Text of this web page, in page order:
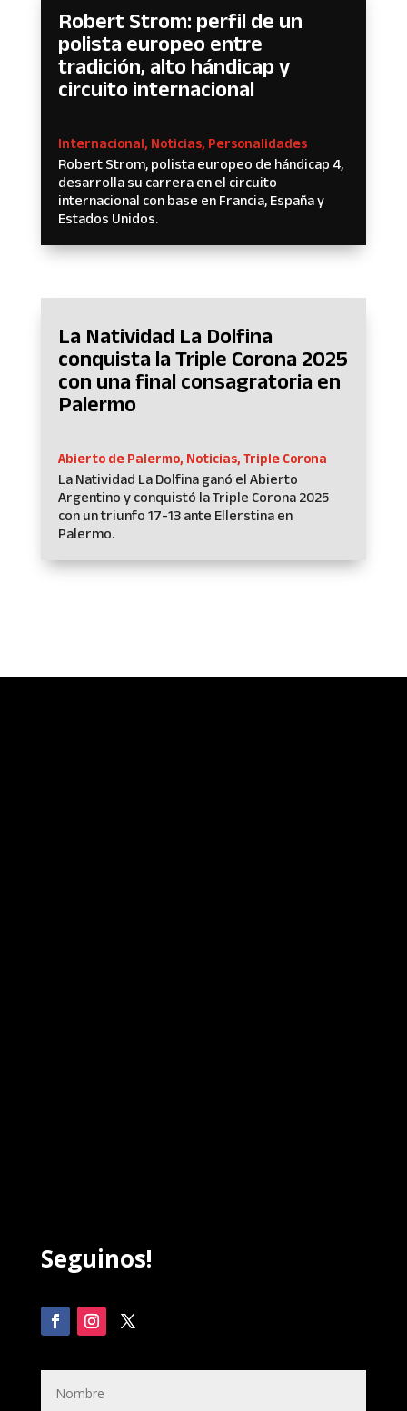
Robert Strom: perfil de un
polista europeo entre
tradición, alto hándicap y
circuito internacional
Internacional, Noticias, Personalidades
Robert Strom, polista europeo de hándicap 4,
desarrolla su carrera en el circuito
internacional con base en Francia, España y
Estados Unidos.
La Natividad La Dolfina
conquista la Triple Corona 2025
con una final consagratoria en
Palermo
Abierto de Palermo, Noticias, Triple Corona
La Natividad La Dolfina ganó el Abierto
Argentino y conquistó la Triple Corona 2025
con un triunfo 17-13 ante Ellerstina en
Palermo.
Seguinos!